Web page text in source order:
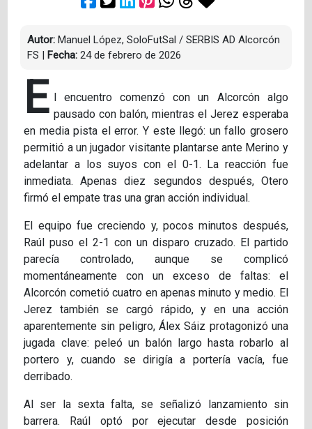
Autor: Manuel López, SoloFutSal / SERBIS AD Alcorcón
FS | Fecha: 24 de febrero de 2026
E l encuentro comenzó con un Alcorcón algo
pausado con balón, mientras el Jerez esperaba
en media pista el error. Y este llegó: un fallo grosero
permitió a un jugador visitante plantarse ante Merino y
adelantar a los suyos con el 0-1. La reacción fue
inmediata. Apenas diez segundos después, Otero
firmó el empate tras una gran acción individual.
El equipo fue creciendo y, pocos minutos después,
Raúl puso el 2-1 con un disparo cruzado. El partido
parecía controlado, aunque se complicó
momentáneamente con un exceso de faltas: el
Alcorcón cometió cuatro en apenas minuto y medio. El
Jerez también se cargó rápido, y en una acción
aparentemente sin peligro, Álex Sáiz protagonizó una
jugada clave: peleó un balón largo hasta robarlo al
portero y, cuando se dirigía a portería vacía, fue
derribado.
Al ser la sexta falta, se señalizó lanzamiento sin
barrera. Raúl optó por ejecutar desde posición